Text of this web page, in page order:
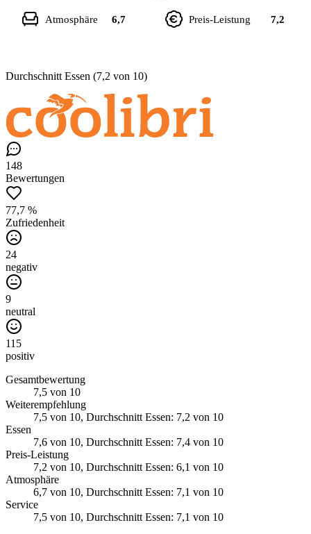
Preis-Leistung 7,2
Atmosphäre 6,7
Durchschnitt Essen (7,2 von 10)
148
Bewertungen
77,7 %
Zufriedenheit
24
negativ
9
neutral
115
positiv
Gesamtbewertung
7,5 von 10
Weiterempfehlung
7,5 von 10, Durchschnitt Essen: 7,2 von 10
Essen
7,6 von 10, Durchschnitt Essen: 7,4 von 10
Preis-Leistung
7,2 von 10, Durchschnitt Essen: 6,1 von 10
Atmosphäre
6,7 von 10, Durchschnitt Essen: 7,1 von 10
Service
7,5 von 10, Durchschnitt Essen: 7,1 von 10